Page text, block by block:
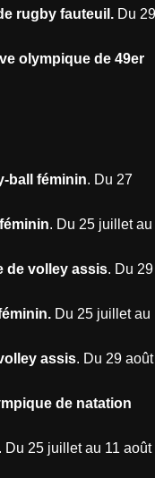
rugby fauteuil. Du 29
olympique de 49er
ball féminin. Du 27
. Du 25 juillet au
de volley assis. Du 29
Du 25 juillet au
assis. Du 29 août
de natation
. Du 25 juillet au 11 août